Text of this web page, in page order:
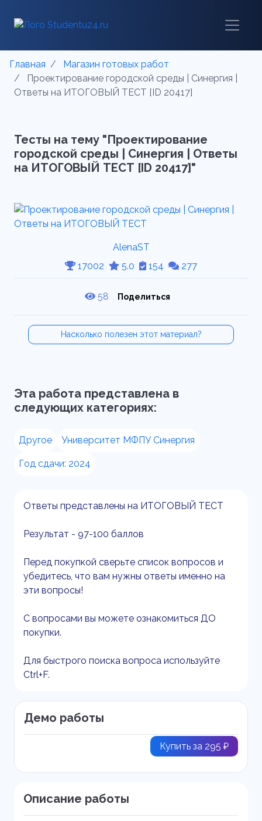
Главная
Магазин готовых работ
Проектирование городской среды | Синергия |
Ответы на ИТОГОВЫЙ ТЕСТ [ID 20417]
Тесты на тему "Проектирование
городской среды | Синергия | Ответы
на ИТОГОВЫЙ ТЕСТ [ID 20417]"
AlenaST
17002
5.0 154 277
58 Поделиться
Насколько полезен этот материал?
Эта работа представлена в
следующих категориях:
Другое Университет МФПУ Синергия
Год сдачи: 2024
Ответы представлены на ИТОГОВЫЙ ТЕСТ
Результат - 97-100 баллов
Перед покупкой сверьте список вопросов и
убедитесь, что вам нужны ответы именно на
эти вопросы!
С вопросами вы можете ознакомиться ДО
покупки.
Для быстрого поиска вопроса используйте
Ctrl+F.
Демо работы
Купить за 295 ₽
Описание работы